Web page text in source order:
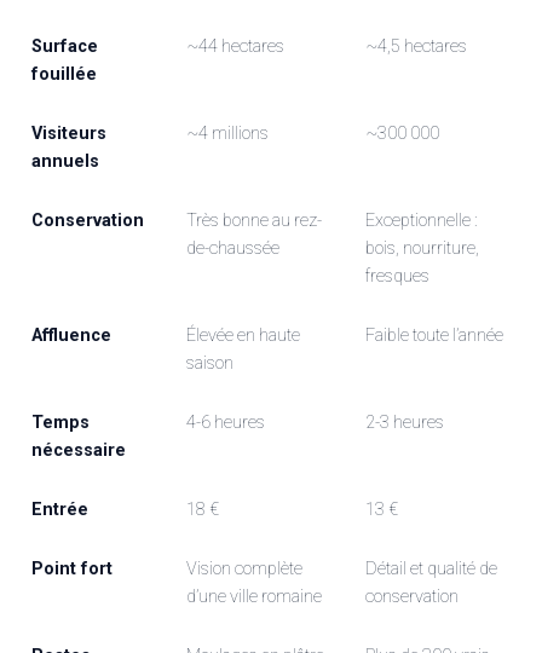
Surface
fouillée
~44 hectares ~4,5 hectares
Visiteurs
annuels
~4 millions ~300 000
Conservation
Très bonne au rez-
de-chaussée
Exceptionnelle :
bois, nourriture,
fresques
Affluence
Élevée en haute
saison
Faible toute l’année
Temps
nécessaire
4-6 heures 2-3 heures
Entrée 18 € 13 €
Point fort
Vision complète
d’une ville romaine
Détail et qualité de
conservation